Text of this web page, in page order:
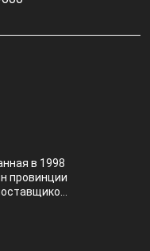
в 1998
провинции